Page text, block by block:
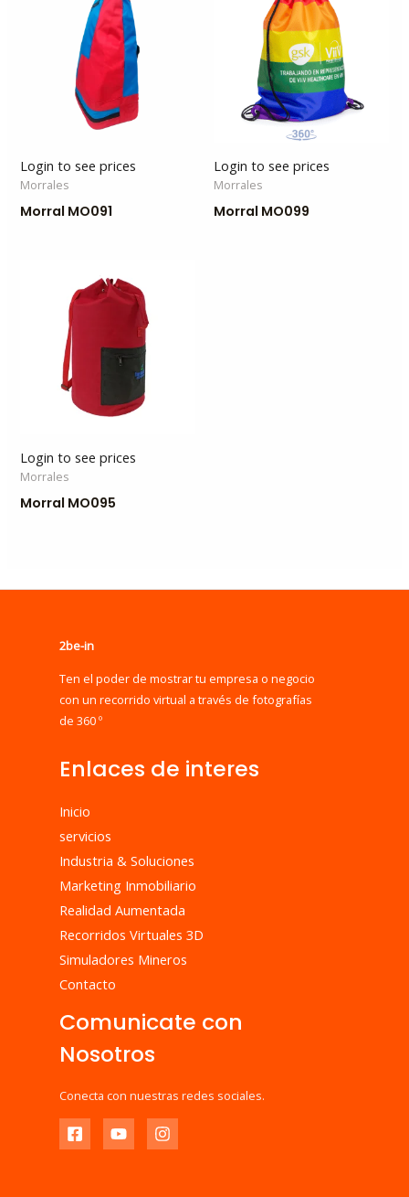
Login to see prices
Morrales
Morral MO091
Login to see prices
Morrales
Morral MO099
Login to see prices
Morrales
Morral MO095
2be-in
Ten el poder de mostrar tu empresa o negocio
con un recorrido virtual a través de fotografías
de 360 º
Enlaces de interes
Inicio
servicios
Industria & Soluciones
Marketing Inmobiliario
Realidad Aumentada
Recorridos Virtuales 3D
Simuladores Mineros
Contacto
Comunicate con
Nosotros
Conecta con nuestras redes sociales.